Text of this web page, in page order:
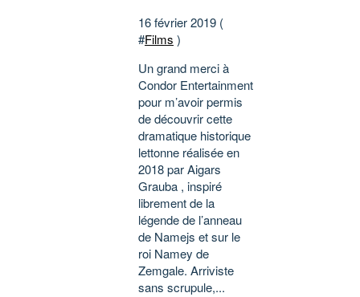
16 février 2019 (
#Films )
Un grand merci à
Condor Entertainment
pour m’avoir permis
de découvrir cette
dramatique historique
lettonne réalisée en
2018 par Aigars
Grauba , inspiré
librement de la
légende de l’anneau
de Namejs et sur le
roi Namey de
Zemgale. Arriviste
sans scrupule,...